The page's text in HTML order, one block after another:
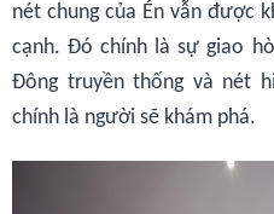
nét chung của Én vẫn được
cạnh. Đó chính là sự giao
Đông truyền thống và nét
chính là người sẽ khám phá.